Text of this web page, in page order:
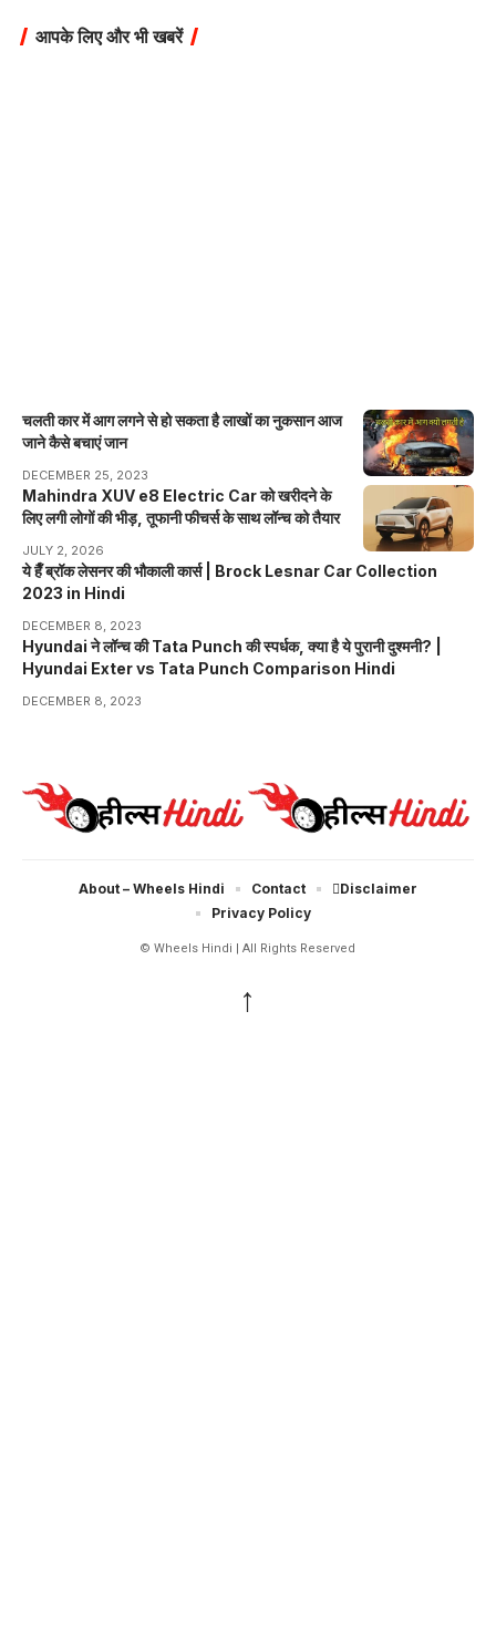
आपके लिए और भी खबरें
चलती कार में आग लगने से हो सकता है लाखों का नुकसान आज
जाने कैसे बचाएं जान
DECEMBER 25, 2023
Mahindra XUV e8 Electric Car को खरीदने के
लिए लगी लोगों की भीड़, तूफानी फीचर्स के साथ लॉन्च को तैयार
JULY 2, 2026
ये हैँ ब्रॉक लेसनर की भौकाली कार्स | Brock Lesnar Car Collection
2023 in Hindi
DECEMBER 8, 2023
Hyundai ने लॉन्च की Tata Punch की स्पर्धक, क्या है ये पुरानी दुश्मनी? |
Hyundai Exter vs Tata Punch Comparison Hindi
DECEMBER 8, 2023
© Wheels Hindi | All Rights Reserved
About – Wheels Hindi Contact
Disclaimer
Privacy Policy
↑